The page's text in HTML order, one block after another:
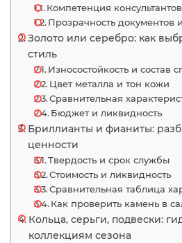
Компетенция консультантов
Прозрачность документов
Золото или серебро: как
стиль
Износостойкость и состав
Цвет металла и тон кожи
Сравнительная
Бюджет и ликвидность
Бриллианты и фианиты:
ценности
Твердость и срок службы
Стоимость и ликвидность
Сравнительная таблица
Как проверить камень в
Кольца, серьги, подвески:
коллекциям сезона